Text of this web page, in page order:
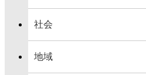
社会
地域